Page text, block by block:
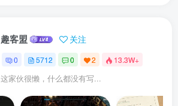
趣客盟 关注
0 5712 0 2 13.3W+
这家伙很懒，什么都没有写...